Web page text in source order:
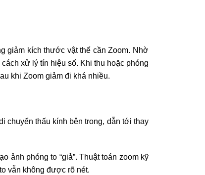
giảm kích thước vật thể cần Zoom. Nhờ
xử lý tín hiệu số. Khi thu hoặc phóng
khi Zoom giảm đi khá nhiều.
chuyển thấu kính bên trong, dẫn tới thay
ảnh phóng to “giả”. Thuật toán zoom kỹ
vẫn không được rõ nét.